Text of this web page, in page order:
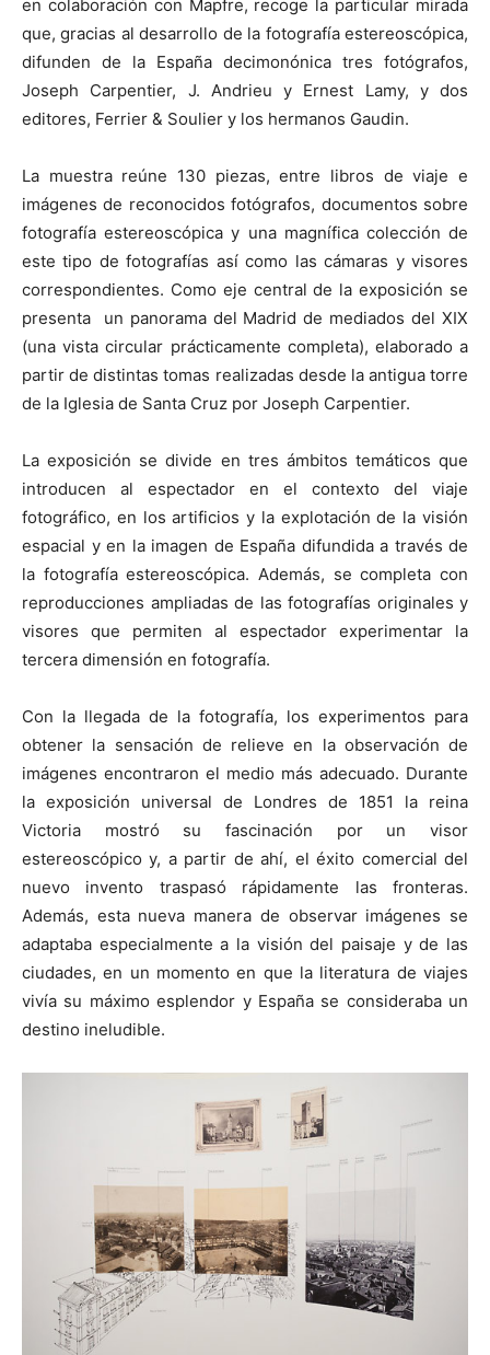
en colaboración con Mapfre, recoge la particular mirada
que, gracias al desarrollo de la fotografía estereoscópica,
difunden de la España decimonónica tres fotógrafos,
Joseph Carpentier, J. Andrieu y Ernest Lamy, y dos
editores, Ferrier & Soulier y los hermanos Gaudin.
La muestra reúne 130 piezas, entre libros de viaje e
imágenes de reconocidos fotógrafos, documentos sobre
fotografía estereoscópica y una magnífica colección de
este tipo de fotografías así como las cámaras y visores
correspondientes. Como eje central de la exposición se
presenta un panorama del Madrid de mediados del XIX
(una vista circular prácticamente completa), elaborado a
partir de distintas tomas realizadas desde la antigua torre
de la Iglesia de Santa Cruz por Joseph Carpentier.
La exposición se divide en tres ámbitos temáticos que
introducen al espectador en el contexto del viaje
fotográfico, en los artificios y la explotación de la visión
espacial y en la imagen de España difundida a través de
la fotografía estereoscópica. Además, se completa con
reproducciones ampliadas de las fotografías originales y
visores que permiten al espectador experimentar la
tercera dimensión en fotografía.
Con la llegada de la fotografía, los experimentos para
obtener la sensación de relieve en la observación de
imágenes encontraron el medio más adecuado. Durante
la exposición universal de Londres de 1851 la reina
Victoria mostró su fascinación por un visor
estereoscópico y, a partir de ahí, el éxito comercial del
nuevo invento traspasó rápidamente las fronteras.
Además, esta nueva manera de observar imágenes se
adaptaba especialmente a la visión del paisaje y de las
ciudades, en un momento en que la literatura de viajes
vivía su máximo esplendor y España se consideraba un
destino ineludible.